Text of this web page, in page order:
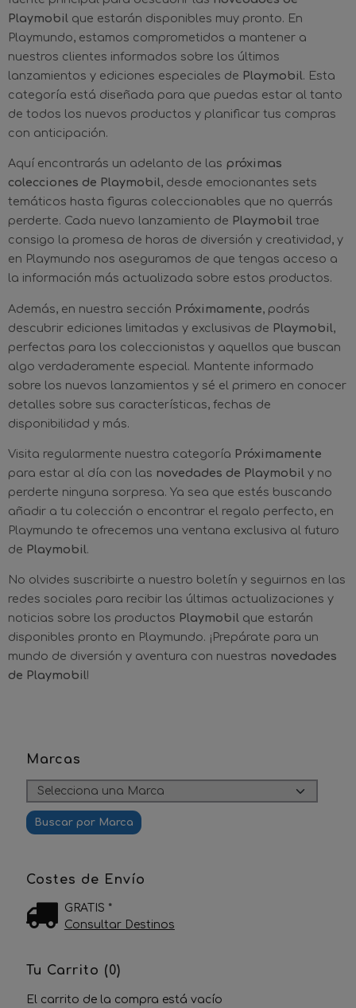
Marcas
Costes de Envío
GRATIS *
Consultar Destinos
Tu Carrito (0)
El carrito de la compra está vacío
Playmobil que estarán disponibles muy pronto. En
Playmundo, estamos comprometidos a mantener a
nuestros clientes informados sobre los últimos
lanzamientos y ediciones especiales de Playmobil. Esta
categoría está diseñada para que puedas estar al tanto
de todos los nuevos productos y planificar tus compras
con anticipación.
Aquí encontrarás un adelanto de las próximas
colecciones de Playmobil, desde emocionantes sets
temáticos hasta figuras coleccionables que no querrás
perderte. Cada nuevo lanzamiento de Playmobil trae
consigo la promesa de horas de diversión y creatividad, y
en Playmundo nos aseguramos de que tengas acceso a
la información más actualizada sobre estos productos.
Además, en nuestra sección Próximamente, podrás
descubrir ediciones limitadas y exclusivas de Playmobil,
perfectas para los coleccionistas y aquellos que buscan
algo verdaderamente especial. Mantente informado
sobre los nuevos lanzamientos y sé el primero en conocer
detalles sobre sus características, fechas de
disponibilidad y más.
Visita regularmente nuestra categoría Próximamente
para estar al día con las novedades de Playmobil y no
perderte ninguna sorpresa. Ya sea que estés buscando
añadir a tu colección o encontrar el regalo perfecto, en
Playmundo te ofrecemos una ventana exclusiva al futuro
de Playmobil.
No olvides suscribirte a nuestro boletín y seguirnos en las
redes sociales para recibir las últimas actualizaciones y
noticias sobre los productos Playmobil que estarán
disponibles pronto en Playmundo. ¡Prepárate para un
mundo de diversión y aventura con nuestras novedades
de Playmobil!